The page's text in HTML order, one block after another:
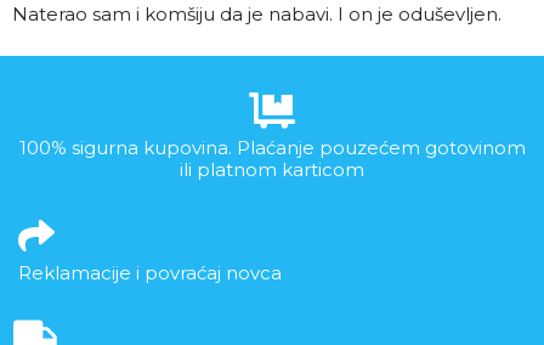
Naterao sam i komšiju da je nabavi. I on je oduševljen.
100% sigurna kupovina. Plaćanje pouzećem gotovinom
ili platnom karticom
Reklamacije i povraćaj novca